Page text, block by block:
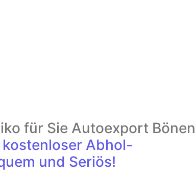
für Sie Autoexport Bönen
kostenloser Abhol-
und Seriös!